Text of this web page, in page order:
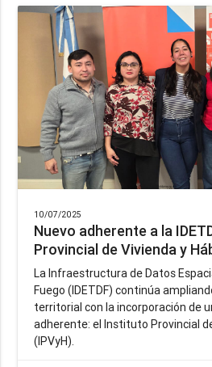
Melella.
10/07/2025
Nuevo adherente a la
Provincial de Vivienda y
La Infraestructura de Datos
Fuego (IDETDF) continúa
territorial con la incorporación de
adherente: el Instituto Provincial
(IPVyH).